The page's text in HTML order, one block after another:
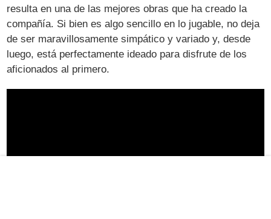
resulta en una de las mejores obras que ha creado la
compañía. Si bien es algo sencillo en lo jugable, no deja
de ser maravillosamente simpático y variado y, desde
luego, está perfectamente ideado para disfrute de los
aficionados al primero.